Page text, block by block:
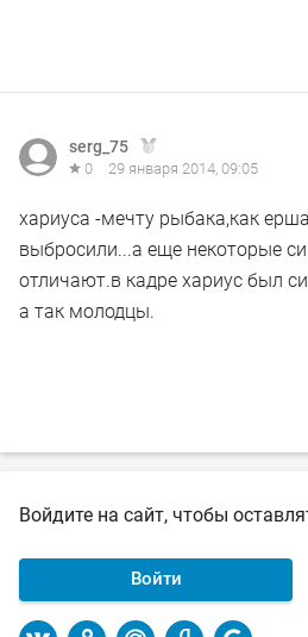
serg_75
0 29 января 2014, 09:05
хариуса -мечту рыбака,как
выбросили...а еще некоторые
отличают.в кадре хариус был
а так молодцы.
Войдите на сайт, чтобы
Войти